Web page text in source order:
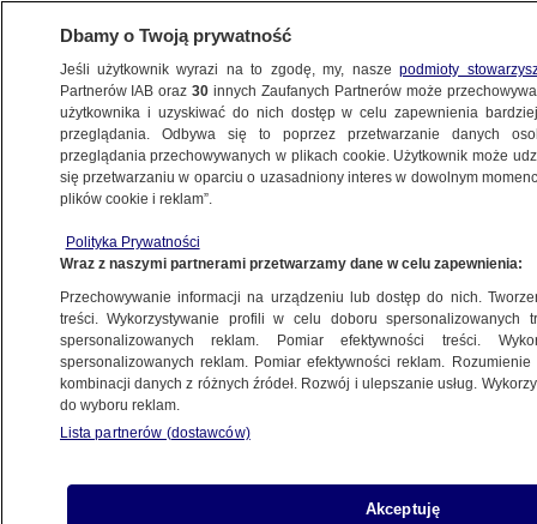
BIZNES
NIERUCHOMOŚCI
Nie widzieliśmy tego od trzech lat
5.03.2025, 12:02
Udostępnij
Dbamy o Twoją prywatność
Jeśli użytkownik wyrazi na to zgodę, my, naszepodmioty
Partnerów IAB oraz30 innych Zaufanych Partnerów może
użytkownika i uzyskiwać do nich dostęp w celu zapewnienia
przeglądania. Odbywa się to poprzez przetwarzanie danych
przeglądania przechowywanych w plikach cookie. Użytkownik może
się przetwarzaniu w oparciu o uzasadniony interes w dowolnym
plików cookie i reklam”.
Polityka Prywatności
Wraz z naszymi partnerami przetwarzamy dane w celu zapewnienia:
Przechowywanie informacji na urządzeniu lub dostęp do nich.
treści. Wykorzystywanie profili w celu doboru spersonalizowanych
spersonalizowanych reklam. Pomiar efektywności treści.
spersonalizowanych reklam. Pomiar efektywności reklam.
kombinacji danych z różnych źródeł. Rozwój i ulepszanie usług.
do wyboru reklam.
Lista partnerów (dostawców)
Akceptuję